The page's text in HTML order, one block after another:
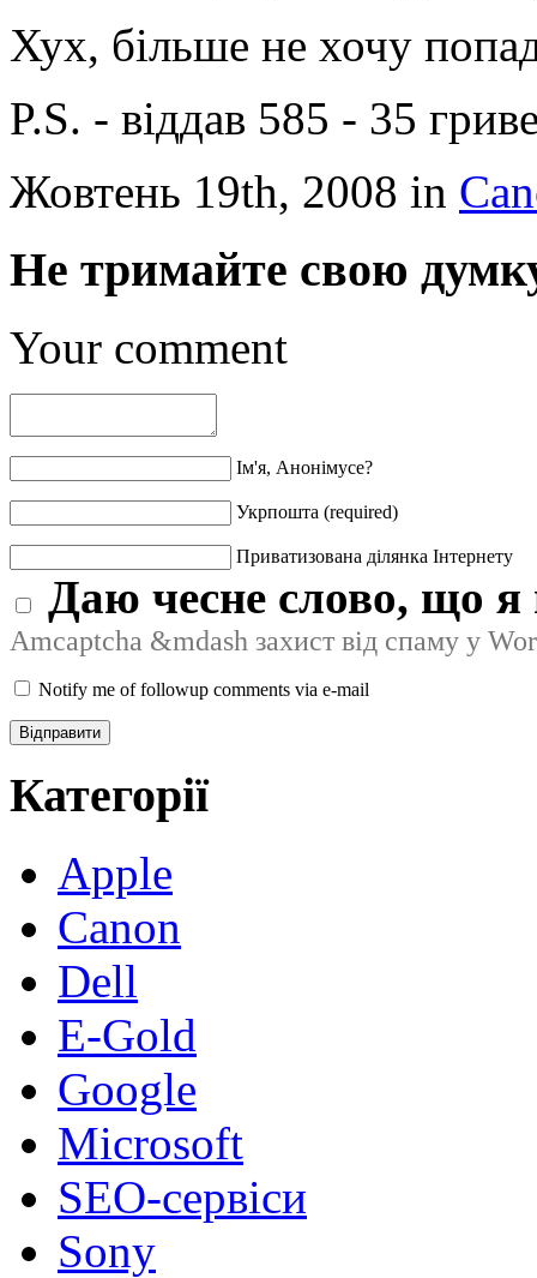
Хух, більше не хочу
P.S. - віддав 585 - 35
Жовтень 19th, 2008 in
Не тримайте свою
Your comment
Ім'я, Анонімусе?
Укрпошта (required)
Приватизована ділянка Інтернету
Даю чесне слово, що я
Amcaptcha &mdash захист від спаму у
Notify me of followup comments via e-mail
Категорії
Apple
Canon
Dell
E-Gold
Google
Microsoft
SEO-сервіси
Sony